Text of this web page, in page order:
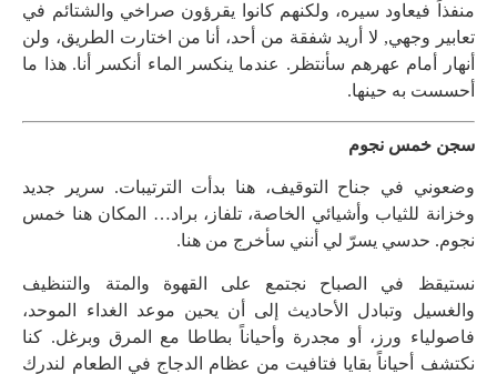
منفذاً فيعاود سيره، ولكنهم كانوا يقرؤون صراخي والشتائم في
تعابير وجهي, لا أريد شفقة من أحد، أنا من اختارت الطريق، ولن
أنهار أمام عهرهم سأنتظر. عندما ينكسر الماء أنكسر أنا. هذا ما
أحسست به حينها.
سجن خمس نجوم
وضعوني في جناح التوقيف، هنا بدأت الترتيبات. سرير جديد
وخزانة للثياب وأشيائي الخاصة، تلفاز، براد… المكان هنا خمس
نجوم. حدسي يسرّ لي أنني سأخرج من هنا.
نستيقظ في الصباح نجتمع على القهوة والمتة والتنظيف
والغسيل وتبادل الأحاديث إلى أن يحين موعد الغداء الموحد،
فاصولياء ورز، أو مجدرة وأحياناً بطاطا مع المرق وبرغل. كنا
نكتشف أحياناً بقايا فتافيت من عظام الدجاج في الطعام لندرك